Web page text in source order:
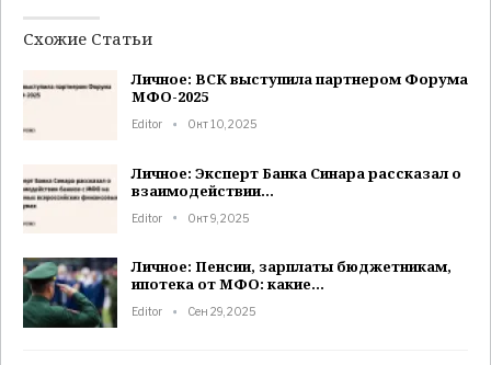
Схожие Статьи
Личное: ВСК выступила партнером Форума
МФО-2025
Editor Окт 10, 2025
Личное: Эксперт Банка Синара рассказал о
взаимодействии…
Editor Окт 9, 2025
Личное: Пенсии, зарплаты бюджетникам,
ипотека от МФО: какие…
Editor Сен 29, 2025